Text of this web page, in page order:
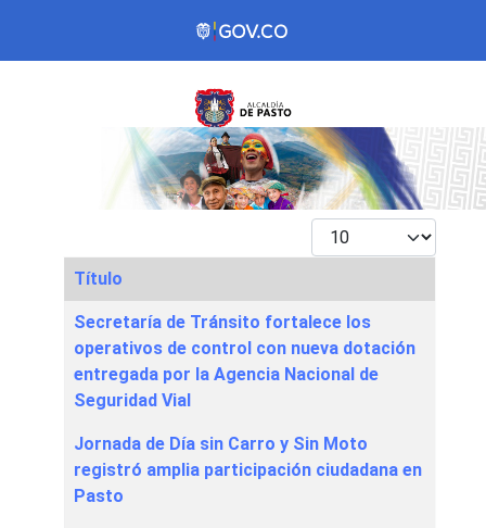
Mostrar #
Articles
Título
Secretaría de Tránsito fortalece los
operativos de control con nueva dotación
entregada por la Agencia Nacional de
Seguridad Vial
Jornada de Día sin Carro y Sin Moto
registró amplia participación ciudadana en
Pasto